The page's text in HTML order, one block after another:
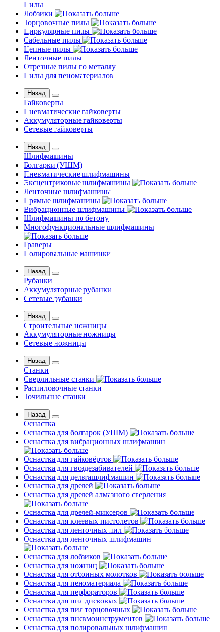
Пилы
Лобзики
Торцовочные пилы
Циркулярные пилы
Сабельные пилы
Цепные пилы
Ленточные пилы
Отрезные пилы по металлу
Пилы для пеноматериалов
Назад
Гайковерты
Пневматические гайковерты
Аккумуляторные гайковерты
Сетевые гайковерты
Назад
Шлифмашины
Бoлгаpки (УШM)
Пневматические шлифмашины
Эксцентриковые шлифмашины
Ленточные шлифмашины
Прямые шлифмашины
Вибрационные шлифмашины
Шлифмашины по бетону
Многофункциональные шлифмашины
Граверы
Полировальные машинки
Назад
Рубанки
Аккумуляторные рубанки
Сетевые рубанки
Назад
Строительные ножницы
Аккумуляторные ножницы
Сетевые ножницы
Назад
Станки
Сверлильные станки
Распиловочные станки
Точильные станки
Назад
Оснастка
Оснастка для болгарок (УШМ)
Оснастка для вибрационных шлифмашин
Оснастка для гайковёртов
Оснастка для гвоздезабивателей
Оснастка для дельташлифмашин
Оснастка для дрелей
Оснастка для дрелей алмазного сверления
Оснастка для дрелей-миксеров
Оснастка для клеевых пистолетов
Оснастка для ленточных пил
Оснастка для ленточных шлифмашин
Оснастка для лобзиков
Оснастка для ножниц
Оснастка для отбойных молотков
Оснастка для пеноматериала
Оснастка для перфораторов
Оснастка для пил дисковых
Оснастка для пил торцовочных
Оснастка для пневмоинструментов
Оснастка для полировальных шлифмашин